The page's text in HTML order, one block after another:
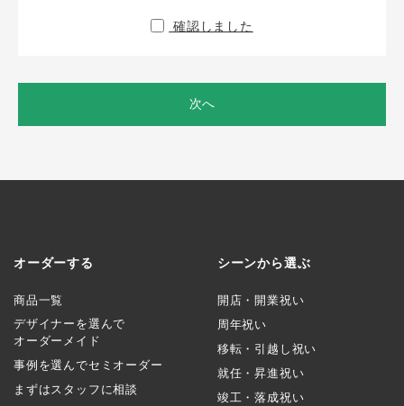
確認しました
次へ
オーダーする
商品一覧
デザイナーを選んで
オーダーメイド
事例を選んでセミオーダー
まずはスタッフに相談
シーンから選ぶ
開店・開業祝い
周年祝い
移転・引越し祝い
就任・昇進祝い
竣工・落成祝い